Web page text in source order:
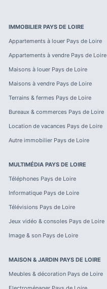
IMMOBILIER PAYS DE LOIRE
Appartements à louer Pays de Loire
Appartements à vendre Pays de Loire
Maisons à louer Pays de Loire
Maisons à vendre Pays de Loire
Terrains & fermes Pays de Loire
Bureaux & commerces Pays de Loire
Location de vacances Pays de Loire
Autre immobilier Pays de Loire
MULTIMÉDIA PAYS DE LOIRE
Téléphones Pays de Loire
Informatique Pays de Loire
Télévisions Pays de Loire
Jeux vidéo & consoles Pays de Loire
Image & son Pays de Loire
MAISON & JARDIN PAYS DE LOIRE
Meubles & décoration Pays de Loire